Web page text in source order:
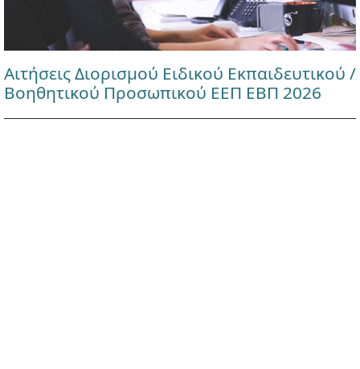
Αιτήσεις Διορισμού Ειδικού Εκπαιδευτικού /
Βοηθητικού Προσωπικού ΕΕΠ ΕΒΠ 2026